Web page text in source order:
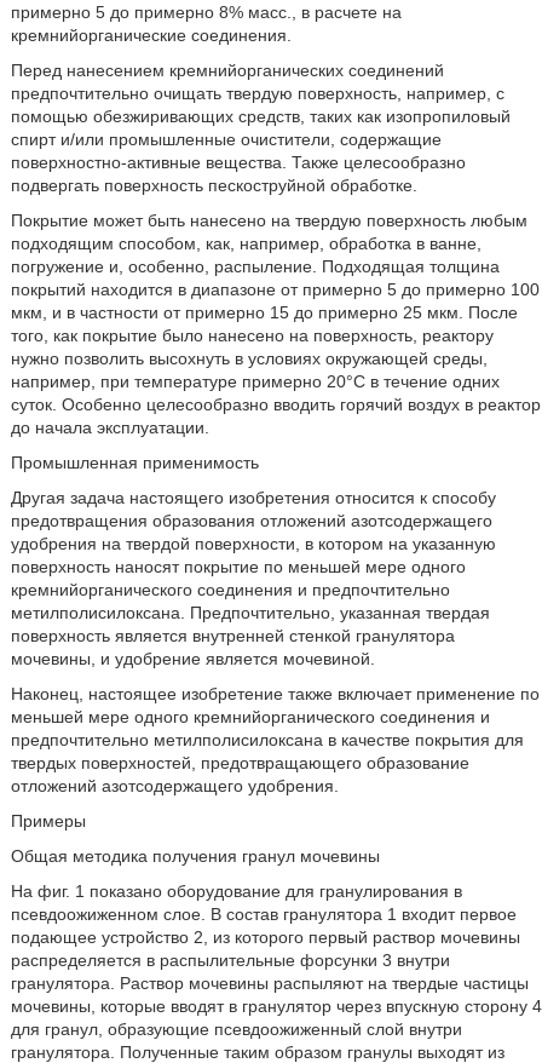
примерно 5 до примерно 8% масс., в расчете на
кремнийорганические соединения.
Перед нанесением кремнийорганических соединений
предпочтительно очищать твердую поверхность, например, с
помощью обезжиривающих средств, таких как изопропиловый
спирт и/или промышленные очистители, содержащие
поверхностно-активные вещества. Также целесообразно
подвергать поверхность пескоструйной обработке.
Покрытие может быть нанесено на твердую поверхность любым
подходящим способом, как, например, обработка в ванне,
погружение и, особенно, распыление. Подходящая толщина
покрытий находится в диапазоне от примерно 5 до примерно 100
мкм, и в частности от примерно 15 до примерно 25 мкм. После
того, как покрытие было нанесено на поверхность, реактору
нужно позволить высохнуть в условиях окружающей среды,
например, при температуре примерно 20°С в течение одних
суток. Особенно целесообразно вводить горячий воздух в реактор
до начала эксплуатации.
Промышленная применимость
Другая задача настоящего изобретения относится к способу
предотвращения образования отложений азотсодержащего
удобрения на твердой поверхности, в котором на указанную
поверхность наносят покрытие по меньшей мере одного
кремнийорганического соединения и предпочтительно
метилполисилоксана. Предпочтительно, указанная твердая
поверхность является внутренней стенкой гранулятора
мочевины, и удобрение является мочевиной.
Наконец, настоящее изобретение также включает применение по
меньшей мере одного кремнийорганического соединения и
предпочтительно метилполисилоксана в качестве покрытия для
твердых поверхностей, предотвращающего образование
отложений азотсодержащего удобрения.
Примеры
Общая методика получения гранул мочевины
На фиг. 1 показано оборудование для гранулирования в
псевдоожиженном слое. В состав гранулятора 1 входит первое
подающее устройство 2, из которого первый раствор мочевины
распределяется в распылительные форсунки 3 внутри
гранулятора. Раствор мочевины распыляют на твердые частицы
мочевины, которые вводят в гранулятор через впускную сторону 4
для гранул, образующие псевдоожиженный слой внутри
гранулятора. Полученные таким образом гранулы выходят из